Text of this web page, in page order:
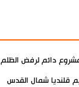
دائم لرفض الظلم
قلنديا شمال القدس